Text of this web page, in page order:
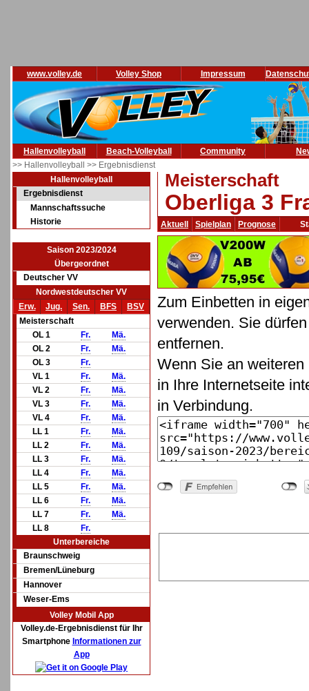
www.volley.de Volley Shop Impressum
Hallenvolleyball Beach-Volleyball Community
>> Hallenvolleyball >> Ergebnisdienst
Hallenvolleyball
Ergebnisdienst
Mannschaftssuche
Historie
Saison 2023/2024
Übergeordnet
Deutscher VV
Nordwestdeutscher VV
Erw.
Jug. Sen. BFS
BSV
Meisterschaft
OL 1
Fr.
Mä.
OL 2
Fr.
Mä.
OL 3
Fr.
VL 1
Fr.
Mä.
VL 2
Fr.
Mä.
VL 3
Fr.
Mä.
VL 4
Fr.
Mä.
LL 1
Fr.
Mä.
LL 2
Fr.
Mä.
LL 3
Fr.
Mä.
LL 4
Fr.
Mä.
LL 5
Fr.
Mä.
LL 6
Fr.
Mä.
LL 7
Fr.
Mä.
LL 8
Fr.
Unterbereiche
Braunschweig
Bremen/Lüneburg
Hannover
Weser-Ems
Volley Mobil App
Volley.de-Ergebnisdienst für Ihr
Smartphone Informationen zur
App
Meisterschaft
Oberliga 3
Aktuell Spielplan Prognose
Zum Einbetten in
verwenden. Sie
entfernen.
Wenn Sie an
in Ihre Internetseite
in Verbindung.